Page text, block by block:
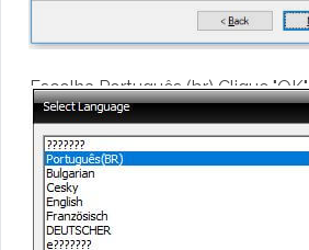
Escolha Português (br) Clique "OK"